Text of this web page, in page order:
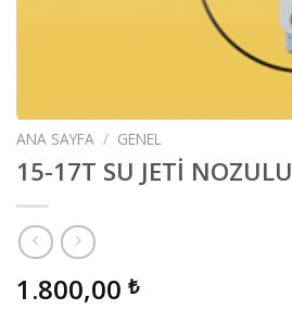
ANA SAYFA / GENEL
15-17T SU JETİ NOZULU
1.800,00 ₺